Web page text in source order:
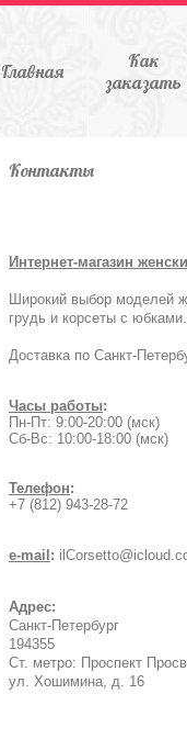
Главная
Как
заказать
Контакты
Интернет-магазин
Широкий выбор моделей
грудь и корсеты с
Доставка по Санкт-
Часы работы:
Пн-Пт: 9:00-20:00 (мск)
Сб-Вс: 10:00-18:00 (мск)
Телефон:
+7 (812) 943-28-72
e-mail :
Адрес:
Санкт-Петербург
194355
Ст. метро: Проспект
ул. Хошимина, д. 16